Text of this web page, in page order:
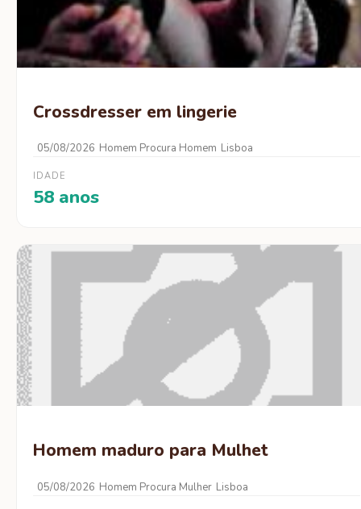
Crossdresser em lingerie
05/08/2026 Homem Procura Homem Lisboa
IDADE
58 anos
Homem maduro para Mulhet
05/08/2026 Homem Procura Mulher Lisboa